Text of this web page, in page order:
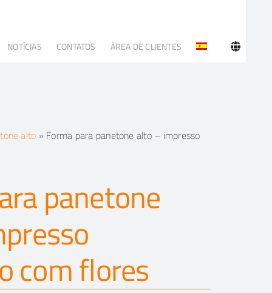
NOTÍCIAS CONTATOS ÁREA DE CLIENTES
alto » Forma para panetone alto – impresso
panetone
com flores